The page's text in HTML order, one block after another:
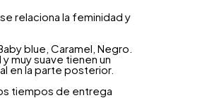
relaciona la feminidad y
blue, Caramel, Negro.
muy suave tienen un
en la parte posterior.
tiempos de entrega